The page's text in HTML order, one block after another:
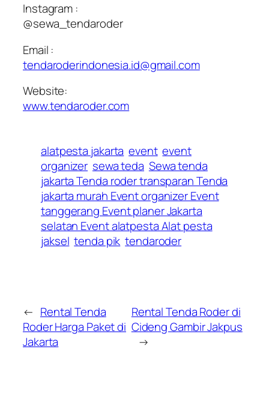
Instagram :
@sewa_tendaroder
Email :
tendaroderindonesia.id@gmail.com
Website:
www.tendaroder.com
alatpesta jakarta event event
organizer sewa teda Sewa tenda
jakarta Tenda roder transparan Tenda
jakarta murah Event organizer Event
tanggerang Event planer Jakarta
selatan Event alatpesta Alat pesta
jaksel tenda pik tendaroder
← Rental Tenda
Roder Harga Paket di
Jakarta
Rental Tenda Roder di
Cideng Gambir Jakpus
→